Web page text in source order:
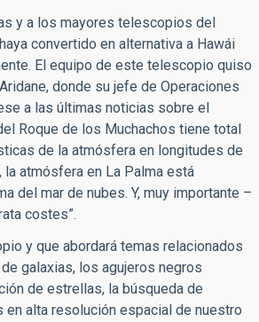
y a los mayores telescopios del
convertido en alternativa a Hawái
El equipo de este telescopio quiso
donde su jefe de Operaciones
a las últimas noticias sobre el
Roque de los Muchachos tiene total
de la atmósfera en longitudes de
atmósfera en La Palma está
del mar de nubes. Y, muy importante –
costes”.
y que abordará temas relacionados
galaxias, los agujeros negros
de estrellas, la búsqueda de
alta resolución espacial de nuestro